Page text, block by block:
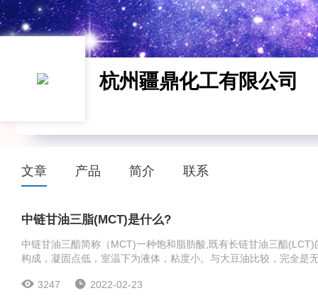
杭州疆鼎化工有限公司
文章 产品 简介 联系
中链甘油三脂(MCT)是什么?
中链甘油三酯简称（MCT)一种饱和脂肪酸,既有长链甘油三酯
构成，凝固点低，室温下为液体，粘度小。与大豆油比较，完全是
3247
2022-02-23